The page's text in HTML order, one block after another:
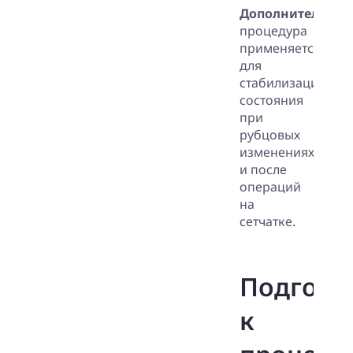
Дополнительно
процедура
применяется
для
стабилизации
состояния
при
рубцовых
изменениях
и после
операций
на
сетчатке.
к